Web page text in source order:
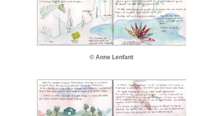
© Anne Lenfant